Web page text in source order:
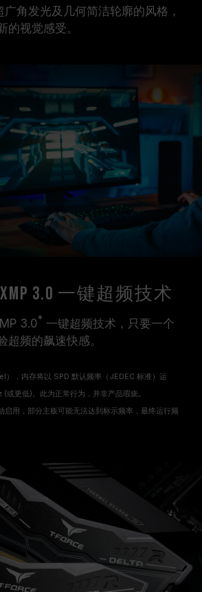
广角发光及几何简洁轮廓的风格，
的视觉感受。
3.0 一键超频技术
3.0* 一键超频技术，只要一个
超频的飙速快感。
，内存将以 SPD 默认频率（JEDEC 标准）运
更低)。此为正常行为，并非产品瑕疵。
用，部分主板可能无法达到标示频率，最终运行频